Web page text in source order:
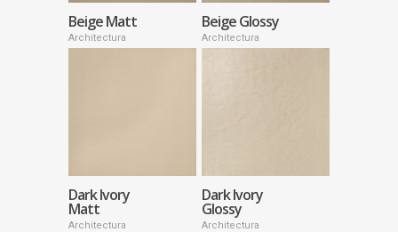
Beige Matt
Architectura
Beige Glossy
Architectura
Dark Ivory
Matt
Architectura
Dark Ivory
Glossy
Architectura